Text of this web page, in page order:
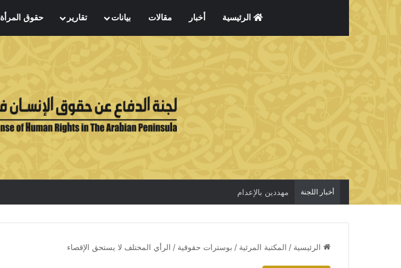
الرئيسية أخبار مقالات بيانات تقارير حقوق المرأة
أخبار اللجنة الاعتقال جريمة لا تخفي الحقيقة
الرئيسية / المكتبة المرئية / بوسترات حقوقية / الرأي المختلف لا يستحق الإقصاء